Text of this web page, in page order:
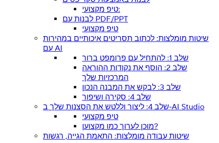
טיפ מקצועי:
לבנות עם PDF/PPT
טיפ מקצועי
שיטות מומלצות: לכתוב תסריטים איכותיים במהירות
עם AI
שלב 1: להתחיל עם פרומפט ברור
שלב 2: הוסף את נקודות ההוראה
המרכזיות שלך
שלב 3: לבקש את המבנה הנכון
שלב 4: סקירה ושיפור
שלב 4: ליצור וללטש את הסצנות שלך ב‑AI Studio
טיפ מקצועי
מוכן לערוך כמו מקצוען?
שיטות עבודה מומלצות: התאמת הגייה, רגשות